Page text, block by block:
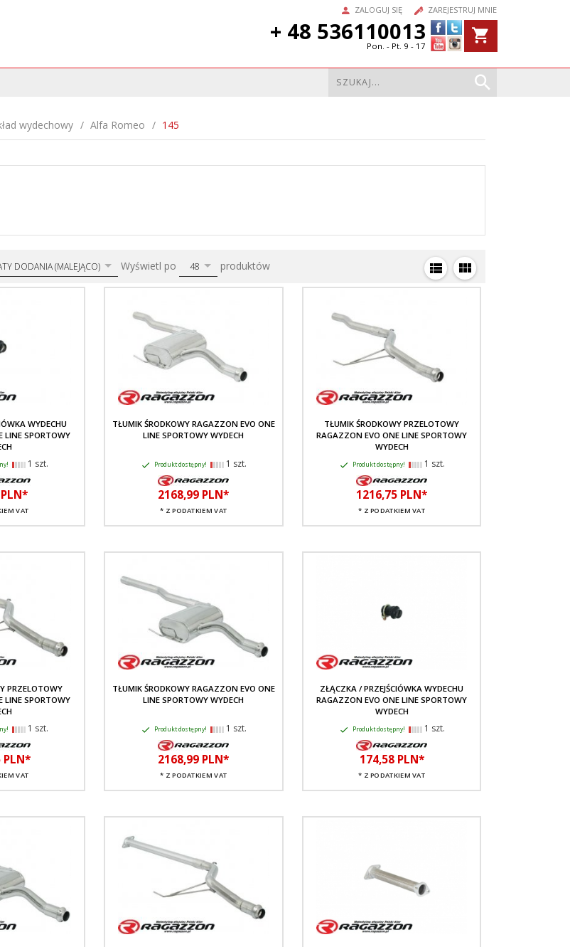
ZALOGUJ SIĘ ZAREJESTRUJ MNIE
+ 48 536110013
Pon. - Pt. 9 - 17
wydechowy Alfa Romeo 145
DODANIA (MALEJĄCO) Wyświetl po pop
48 produktów
WYDECHU
LINE SPORTOWY
1 szt.
PLN*
VAT
TŁUMIK ŚRODKOWY RAGAZZON EVO ONE
LINE SPORTOWY WYDECH
Produkt dostępny! 1 szt.
2168,99 PLN*
* Z PODATKIEM VAT
TŁUMIK ŚRODKOWY PRZELOTOWY
RAGAZZON EVO ONE LINE SPORTOWY
WYDECH
Produkt dostępny! 1 szt.
1216,75 PLN*
* Z PODATKIEM VAT
PRZELOTOWY
LINE SPORTOWY
1 szt.
PLN*
VAT
TŁUMIK ŚRODKOWY RAGAZZON EVO ONE
LINE SPORTOWY WYDECH
Produkt dostępny! 1 szt.
2168,99 PLN*
* Z PODATKIEM VAT
ZŁĄCZKA / PRZEJŚCIÓWKA WYDECHU
RAGAZZON EVO ONE LINE SPORTOWY
WYDECH
Produkt dostępny! 1 szt.
174,58 PLN*
* Z PODATKIEM VAT